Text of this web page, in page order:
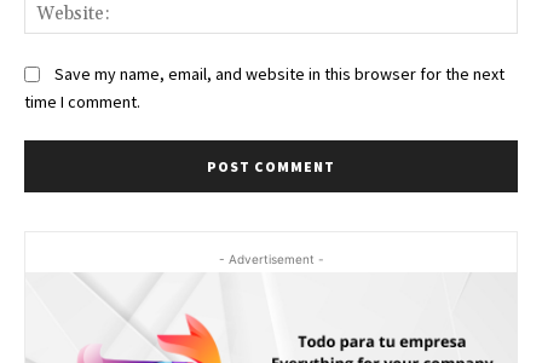
Save my name, email, and website in this browser for the next
time I comment.
- Advertisement -